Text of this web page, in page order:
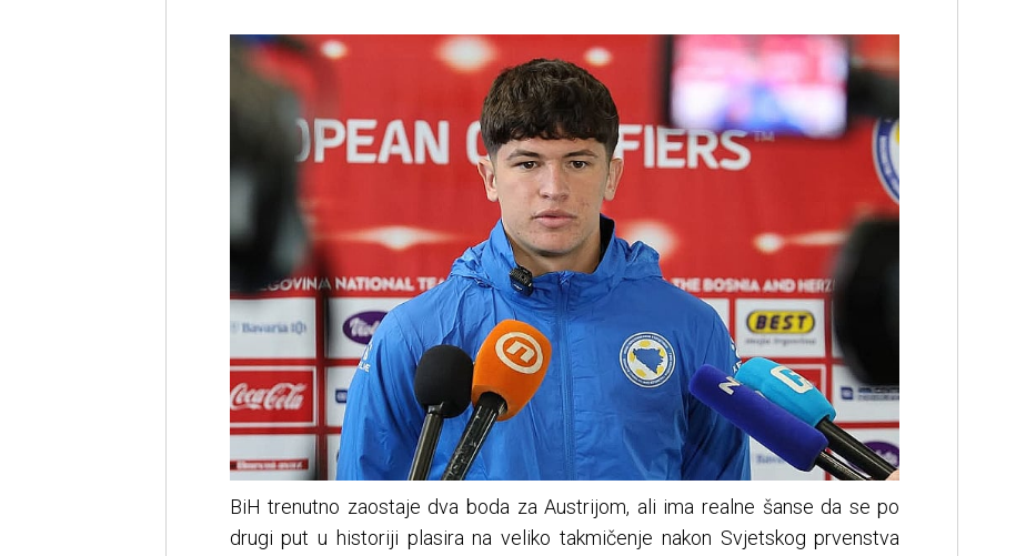
BiH trenutno zaostaje dva boda za Austrijom, ali ima realne šanse da se po
drugi put u historiji plasira na veliko takmičenje nakon Svjetskog prvenstva